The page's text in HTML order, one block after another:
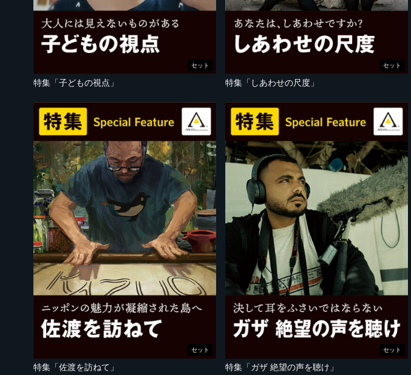
セット
特集「子どもの視点」
セット
特集「しあわせの尺度」
セット
特集「佐渡を訪ねて」
セット
特集「ガザ 絶望の声を聴け」